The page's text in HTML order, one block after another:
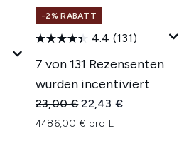
-2% RABATT
4.4 (131)
7 von 131 Rezensenten
wurden incentiviert
Unverbindliche
23,00 €Aktueller Preis:
22,43 €
4486,00 € pro L